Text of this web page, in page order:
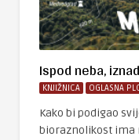
Ispod neba,
KNJIŽNICA OGLASNA
Kako bi podigao
bioraznolikost ima